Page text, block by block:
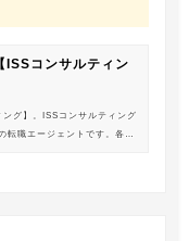
ISSコンサルティン
グ】。ISSコンサルティング
転職エージェントです。各業